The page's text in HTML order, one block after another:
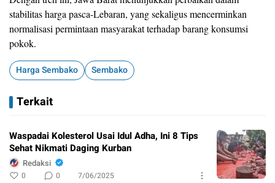
stabilitas harga pasca-Lebaran, yang sekaligus mencerminkan
normalisasi permintaan masyarakat terhadap barang konsumsi
pokok.
Harga Sembako Sembako
Terkait
Waspadai Kolesterol Usai Idul Adha, Ini 8 Tips
Sehat Nikmati Daging Kurban
Redaksi
0 0 7/06/2025